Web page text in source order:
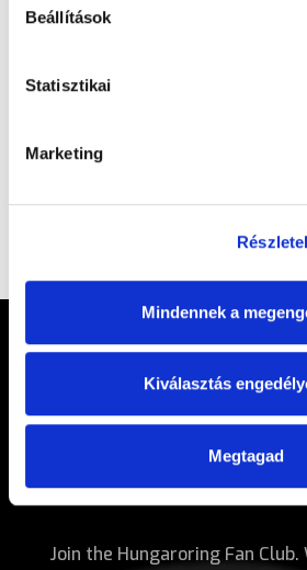
Beállítások
Statisztikai
Marketing
Mindennek a
Kiválasztás
Megtagad
Join the Hungaroring Fan Club.